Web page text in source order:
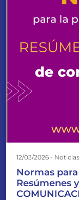
12/03/2026 - Noticias
Normas
Resúmenes